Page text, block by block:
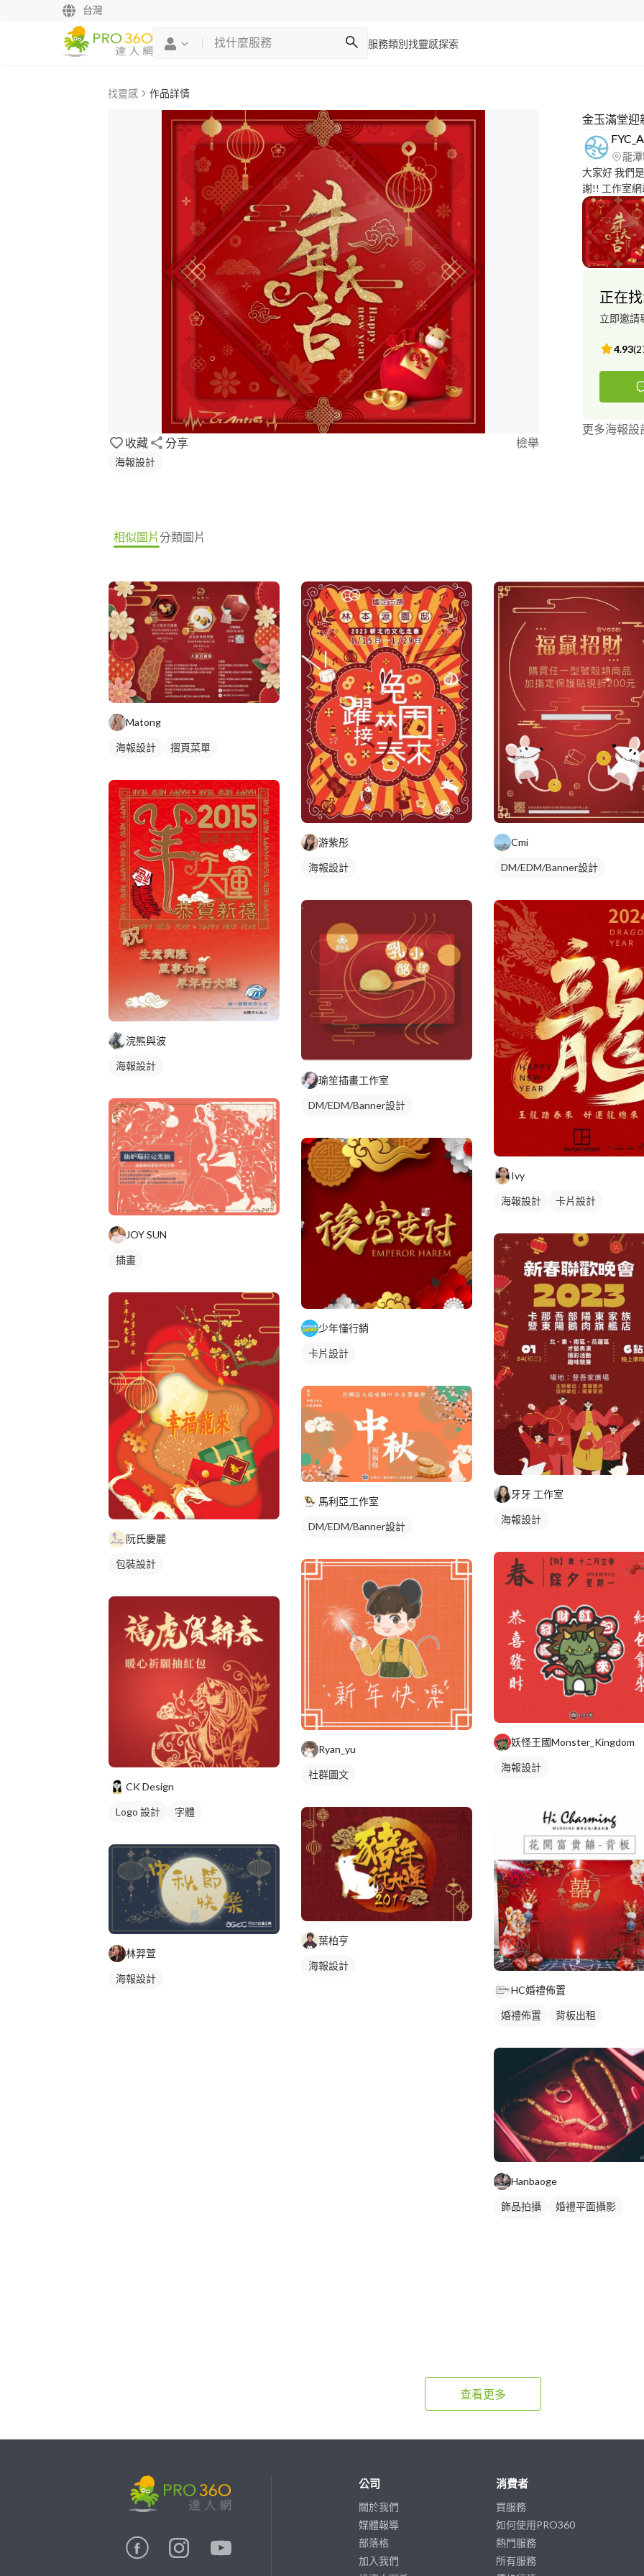
台灣
服務類別 找靈感探索
找靈感 作品詳情
收藏 分享 檢舉
海報設計
金玉滿堂迎
龍
大家好 我們
謝!! 工作室網站(電腦版): https://www.fycarts.com/ 服務項目:
原創角色 (角
態) LOGO (
計) 專業/友善溝通/報價純人力成本,絕不含行銷或奇奇怪怪費
用。 另外,
合作上有言
正在
立即邀請
4.93(
更多海報設
相似圖片分類圖片
Matong
海報設計 摺頁菜單
浣熊與波
海報設計
JOY SUN
插畫
阮氏慶麗
包裝設計
CK Design
Logo 設計 字體
林羿萱
海報設計
游紫彤
海報設計
瑜笙插畫工作室
DM/EDM/Banner設計
少年懂行銷
卡片設計
馬利亞工作室
DM/EDM/Banner設計
Ryan_yu
社群圖文
葉柏亨
海報設計
Cmi
DM/EDM/Banner設計
Ivy
海報設計 卡片設計
牙牙 工作室
海報設計
妖怪王國Monster_Kingdom
海報設計
HC婚禮佈置
婚禮佈置 背板出租
Hanbaoge
飾品拍攝
婚禮平面攝影
查看更多
公司
關於我們
媒體報導
部落格
加入我們
消費者
買服務
如何使用PRO360
熱門服務
所有服務